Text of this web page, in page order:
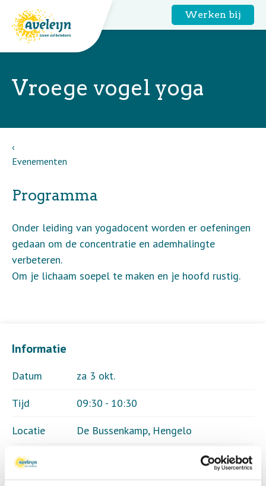
Werken bij
Vroege vogel yoga
Evenementen
Informatie
Datum
za 3 okt.
Tijd
09:30 - 10:30
Locatie
De Bussenkamp, Hengelo
Thema
Programma
Onder leiding van yogadocent worden er oefeningen
gedaan om de concentratie en ademhalingte
verbeteren.
Om je lichaam soepel te maken en je hoofd rustig.